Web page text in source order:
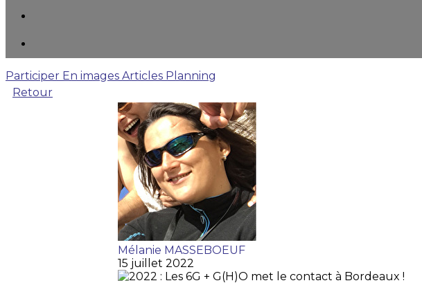
Participer En images Articles Planning
Retour
Mélanie MASSEBOEUF
15 juillet 2022